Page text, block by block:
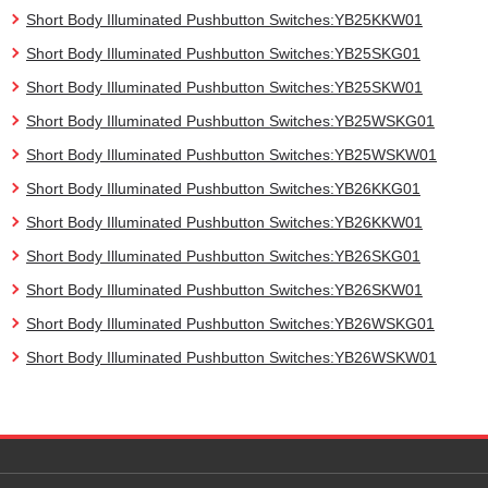
Short Body Illuminated Pushbutton Switches:YB25KKW01
Short Body Illuminated Pushbutton Switches:YB25SKG01
Short Body Illuminated Pushbutton Switches:YB25SKW01
Short Body Illuminated Pushbutton Switches:YB25WSKG01
Short Body Illuminated Pushbutton Switches:YB25WSKW01
Short Body Illuminated Pushbutton Switches:YB26KKG01
Short Body Illuminated Pushbutton Switches:YB26KKW01
Short Body Illuminated Pushbutton Switches:YB26SKG01
Short Body Illuminated Pushbutton Switches:YB26SKW01
Short Body Illuminated Pushbutton Switches:YB26WSKG01
Short Body Illuminated Pushbutton Switches:YB26WSKW01